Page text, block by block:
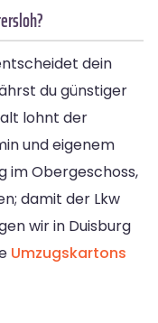
dein
du günstiger
lohnt der
und eigenem
im Obergeschoss,
damit der Lkw
wir in Duisburg
Umzugskartons